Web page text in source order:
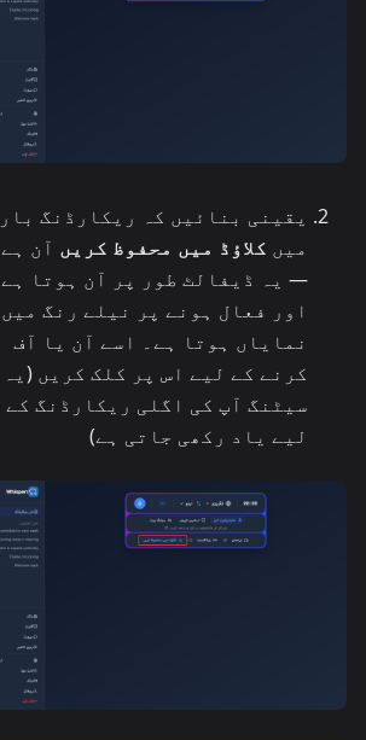
یقینی بنائیں کہ ریکارڈنگ بار
میں کلاؤڈ میں محفوظ کریں آن ہے
— یہ ڈیفالٹ طور پر آن ہوتا ہے
اور فعال ہونے پر نیلے رنگ میں
نمایاں ہوتا ہے۔ اسے آن یا آف
کرنے کے لیے اس پر کلک کریں (یہ
سیٹنگ آپ کی اگلی ریکارڈنگ کے
لیے یاد رکھی جاتی ہے)